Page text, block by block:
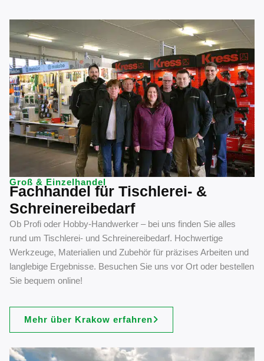
Groß & Einzelhandel
Fachhandel für Tischlerei- &
Schreinereibedarf
Ob Profi oder Hobby-Handwerker – bei uns finden Sie alles
rund um Tischlerei- und Schreinereibedarf. Hochwertige
Werkzeuge, Materialien und Zubehör für präzises Arbeiten und
langlebige Ergebnisse. Besuchen Sie uns vor Ort oder bestellen
Sie bequem online!
Mehr über Krakow erfahren